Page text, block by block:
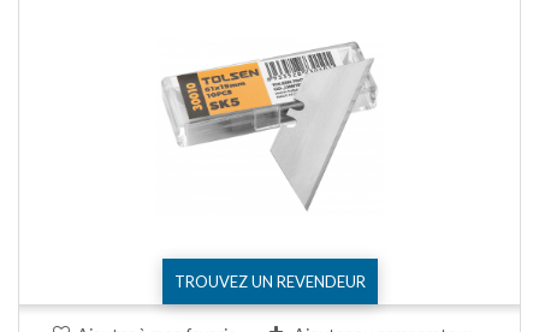
TROUVEZ UN REVENDEUR